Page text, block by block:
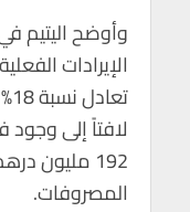
وأوضح اليتيم
لافتاً إلى وجود
192 مليون
المصروفات.